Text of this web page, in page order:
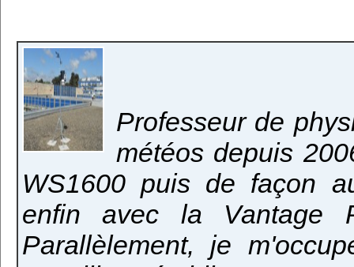
Professeur de
météos depuis
WS1600 puis de façon
enfin avec la Vantage
Parallèlement, je